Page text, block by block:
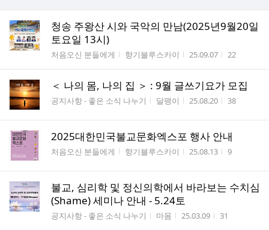
청송 주왕산 시와 국악의 만남(2025년9월20일
토요일 13시)
게시판명
처음오신 분들에게 작성자
향기블루스카이 작성시간
25.09.07 조회수
22
＜ 나의 몸, 나의 집 ＞ : 9월 글쓰기요가 모집
게시판명
공지사항 - 좋은 소식 나누기 작성자
달팽이 작성시간
25.08.20 조회수
38
2025대한민국불교문화엑스포 행사 안내
게시판명
처음오신 분들에게 작성자
향기블루스카이 작성시간
25.08.13 조회수
9
불교, 심리학 및 정신의학에서 바라보는 수치심
(Shame) 세미나 안내 - 5.24토
게시판명
공지사항 - 좋은 소식 나누기 작성자
마몸 작성시간
25.03.09 조회수
31